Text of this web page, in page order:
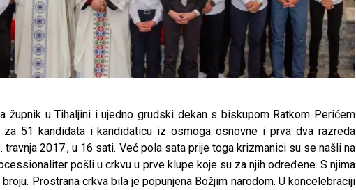
župnik u Tihaljini i ujedno grudski dekan s biskupom Ratkom Perićem
51 kandidata i kandidaticu iz osmoga osnovne i prva dva razreda
travnja 2017., u 16 sati. Već pola sata prije toga krizmanici su se našli na
pošli u crkvu u prve klupe koje su za njih određene. S njima
Prostrana crkva bila je popunjena Božjim narodom. U koncelebraciji